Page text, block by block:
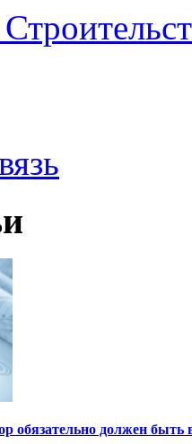
обязательно должен быть